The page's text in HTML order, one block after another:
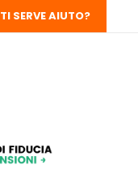
TI SERVE AIUTO?